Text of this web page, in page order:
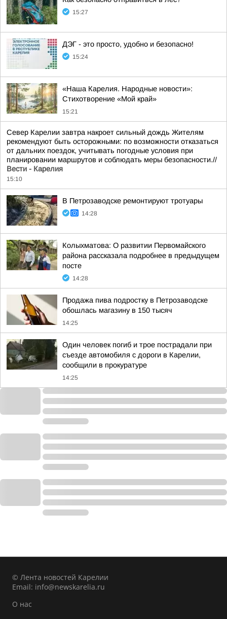
15:27
ДЭГ - это просто, удобно и безопасно!
15:24
«Наша Карелия. Народные новости»:
Стихотворение «Мой край»
15:21
Север Карелии завтра накроет сильный дождь Жителям
рекомендуют быть осторожными: по возможности отказаться
от дальних поездок, учитывать погодные условия при
планировании маршрутов и соблюдать меры безопасности.//
Вести - Карелия
15:10
В Петрозаводске ремонтируют тротуары
14:28
Колыхматова: О развитии Первомайского
района рассказала подробнее в предыдущем
посте
14:28
Продажа пива подростку в Петрозаводске
обошлась магазину в 150 тысяч
14:25
Один человек погиб и трое пострадали при
съезде автомобиля с дороги в Карелии,
сообщили в прокуратуре
14:25
© Лента новостей Карелии
Email: info@newskarelia.ru
О нас